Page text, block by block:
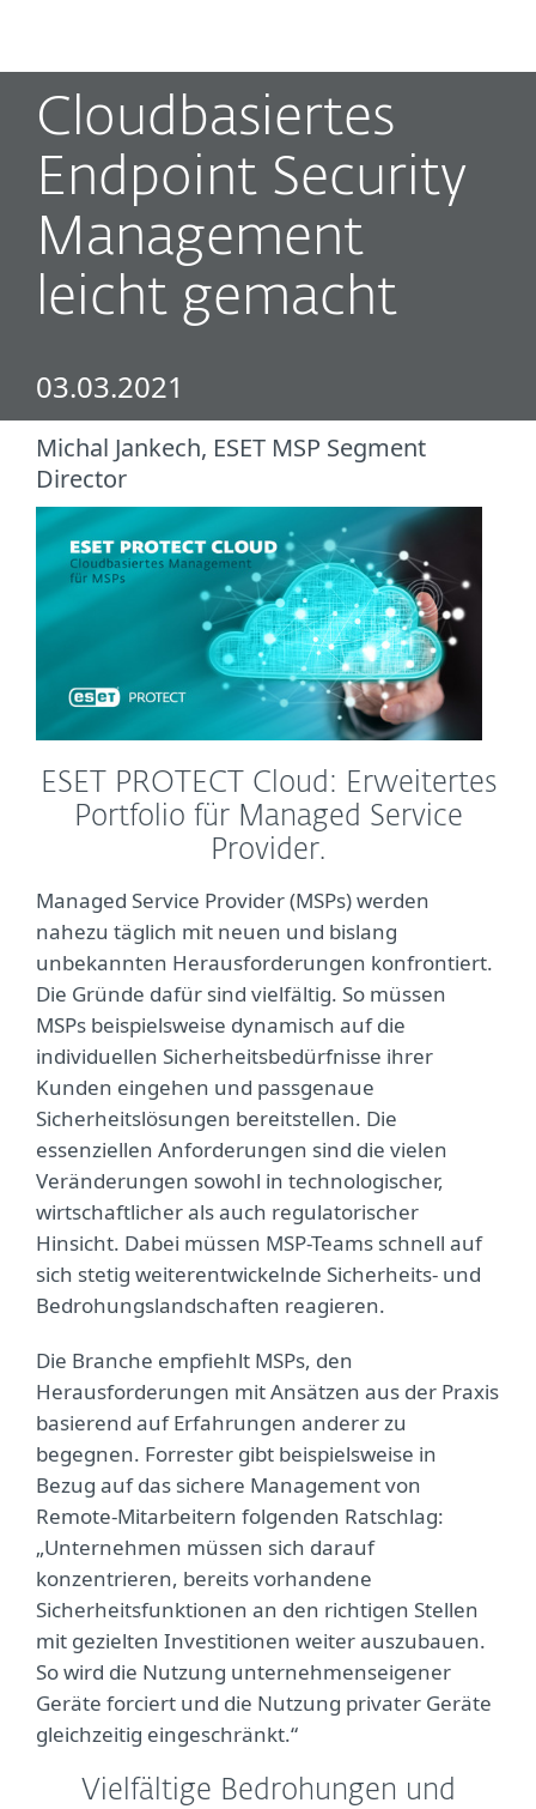
Cloudbasiertes
Endpoint Security
Management
leicht gemacht
03.03.2021
Michal Jankech, ESET MSP Segment
Director
ESET PROTECT Cloud: Erweitertes
Portfolio für Managed Service
Provider.
Managed Service Provider (MSPs) werden
nahezu täglich mit neuen und bislang
unbekannten Herausforderungen konfrontiert.
Die Gründe dafür sind vielfältig. So müssen
MSPs beispielsweise dynamisch auf die
individuellen Sicherheitsbedürfnisse ihrer
Kunden eingehen und passgenaue
Sicherheitslösungen bereitstellen. Die
essenziellen Anforderungen sind die vielen
Veränderungen sowohl in technologischer,
wirtschaftlicher als auch regulatorischer
Hinsicht. Dabei müssen MSP-Teams schnell auf
sich stetig weiterentwickelnde Sicherheits- und
Bedrohungslandschaften reagieren.
Die Branche empfiehlt MSPs, den
Herausforderungen mit Ansätzen aus der Praxis
basierend auf Erfahrungen anderer zu
begegnen. Forrester gibt beispielsweise in
Bezug auf das sichere Management von
Remote-Mitarbeitern folgenden Ratschlag:
„Unternehmen müssen sich darauf
konzentrieren, bereits vorhandene
Sicherheitsfunktionen an den richtigen Stellen
mit gezielten Investitionen weiter auszubauen.
So wird die Nutzung unternehmenseigener
Geräte forciert und die Nutzung privater Geräte
gleichzeitig eingeschränkt.“
Vielfältige Bedrohungen und